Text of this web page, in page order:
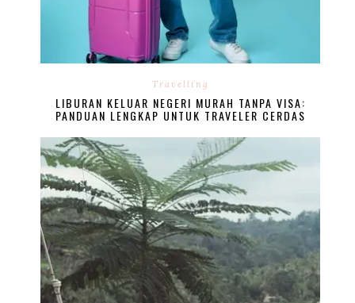
Travelling
LIBURAN KELUAR NEGERI MURAH TANPA VISA:
PANDUAN LENGKAP UNTUK TRAVELER CERDAS